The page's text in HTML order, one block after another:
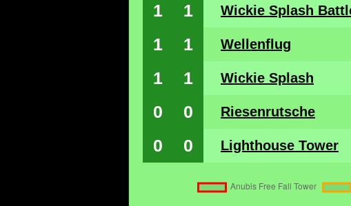
1 1 Wickie Splash
1 1 Wellenflug
1 1 Wickie Splash
0 0 Riesenrutsche
0 0 Lighthouse Tower